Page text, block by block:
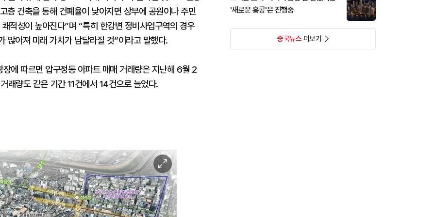
층 건축을 통해 건폐율이 낮아지면 상부에 공원이나 주민
적성이 높아진다”며 “특히 한강변 정비사업구역의 경우
많아져 미래 가치가 남달라질 것”이라고 말했다.
에 따르면 압구정동 아파트 매매 거래량은 지난해 6월 2
래량도 같은 기간 11건에서 14건으로 늘었다.
이
미
지
확
'새로운 홍콩'은 진행중
중국뉴스더보기